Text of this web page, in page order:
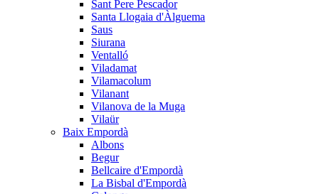
Sant Pere Pescador
Santa Llogaia d'Àlguema
Saus
Siurana
Ventalló
Viladamat
Vilamacolum
Vilanant
Vilanova de la Muga
Vilaür
Baix Empordà
Albons
Begur
Bellcaire d'Empordà
La Bisbal d'Empordà